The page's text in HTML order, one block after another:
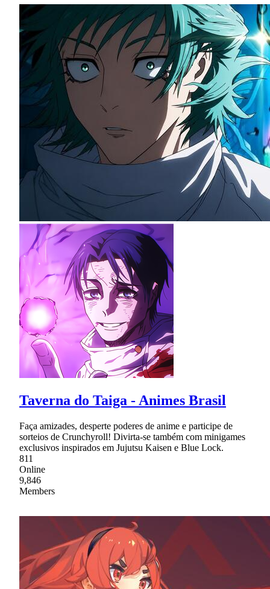
Taverna do Taiga - Animes Brasil
Faça amizades, desperte poderes de anime e participe de
sorteios de Crunchyroll! Divirta-se também com minigames
exclusivos inspirados em Jujutsu Kaisen e Blue Lock.
811
Online
9,846
Members